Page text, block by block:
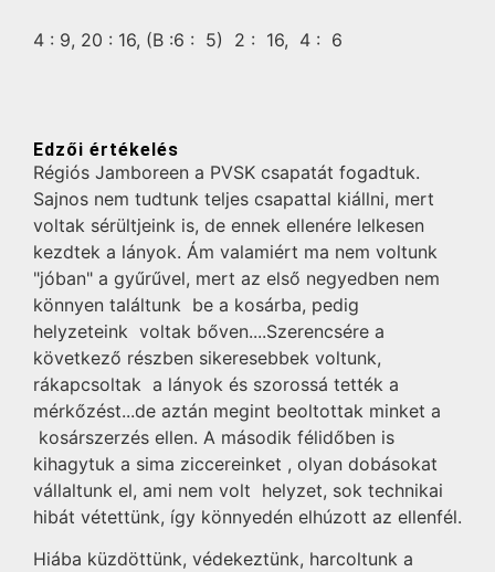
4 : 9, 20 : 16, (B :6 : 5) 2 : 16, 4 : 6
Edzői értékelés
Régiós Jamboreen a PVSK csapatát fogadtuk.
Sajnos nem tudtunk teljes csapattal kiállni, mert
voltak sérültjeink is, de ennek ellenére lelkesen
kezdtek a lányok. Ám valamiért ma nem voltunk
"jóban" a gyűrűvel, mert az első negyedben nem
könnyen találtunk be a kosárba, pedig
helyzeteink voltak bőven....Szerencsére a
következő részben sikeresebbek voltunk,
rákapcsoltak a lányok és szorossá tették a
mérkőzést...de aztán megint beoltottak minket a
kosárszerzés ellen. A második félidőben is
kihagytuk a sima ziccereinket , olyan dobásokat
vállaltunk el, ami nem volt helyzet, sok technikai
hibát vétettünk, így könnyedén elhúzott az ellenfél.
Hiába küzdöttünk, védekeztünk, harcoltunk a